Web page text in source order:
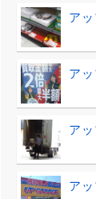
ア
ア
ア
ア